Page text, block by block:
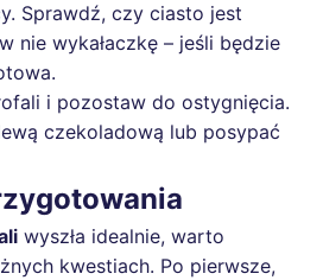
Sprawdź, czy ciasto jest
nie wykałaczkę – jeśli będzie
i pozostaw do ostygnięcia.
czekoladową lub posypać
wyszła idealnie, warto
kwestiach. Po pierwsze,